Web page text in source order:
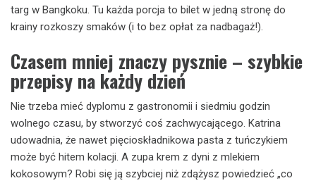
targ w Bangkoku. Tu każda porcja to bilet w jedną stronę do
krainy rozkoszy smaków (i to bez opłat za nadbagaż!).
Czasem mniej znaczy pysznie – szybkie
przepisy na każdy dzień
Nie trzeba mieć dyplomu z gastronomii i siedmiu godzin
wolnego czasu, by stworzyć coś zachwycającego. Katrina
udowadnia, że nawet pięcioskładnikowa pasta z tuńczykiem
może być hitem kolacji. A zupa krem z dyni z mlekiem
kokosowym? Robi się ją szybciej niż zdążysz powiedzieć „co